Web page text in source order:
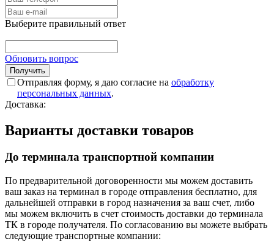
Выберите правильный ответ
Обновить вопрос
Отправляя форму, я даю согласие на обработку
персональных данных.
Доставка:
Варианты доставки товаров
До терминала транспортной компании
По предварительной договоренности мы можем доставить
ваш заказ на терминал в городе отправления бесплатно, для
дальнейшей отправки в город назначения за ваш счет, либо
мы можем включить в счет стоимость доставки до терминала
ТК в городе получателя. По согласованию вы можете выбрать
следующие транспортные компании: